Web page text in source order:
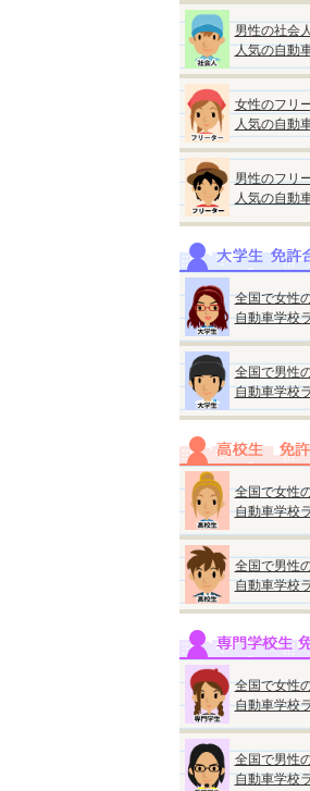
男性の社会
人気の自動
女性のフリ
人気の自動
男性のフリ
人気の自動
全国で女性
自動車学校
全国で男性
自動車学校
全国で女性
自動車学校
全国で男性
自動車学校
全国で女性
自動車学校
全国で男性
自動車学校